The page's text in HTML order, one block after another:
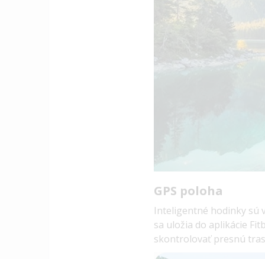
GPS poloha
Inteligentné hodinky sú
sa uložia do aplikácie
skontrolovať presnú